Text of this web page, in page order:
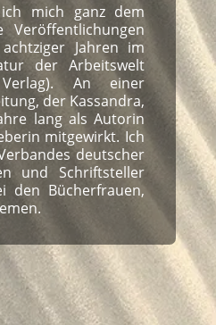
mich ganz dem
Veröffentlichungen
Jahren im
der Arbeitswelt
An einer
der Kassandra,
lang als Autorin
mitgewirkt. Ich
deutscher
und Schriftsteller
den Bücherfrauen,